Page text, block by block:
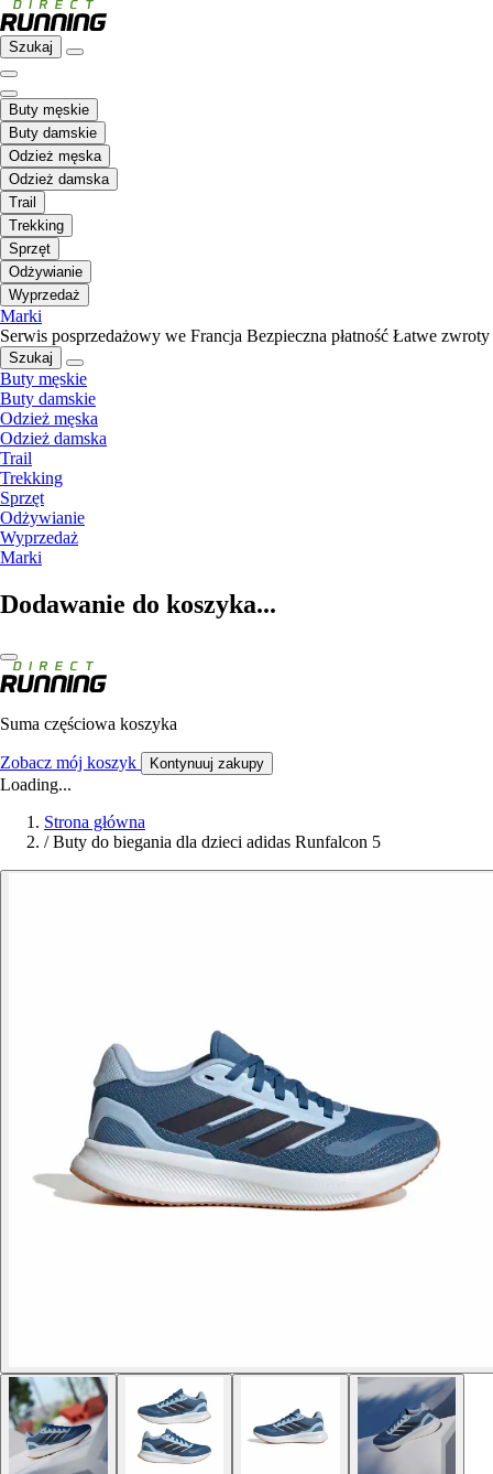
Szukaj
Buty męskie
Buty damskie
Odzież męska
Odzież damska
Trail
Trekking
Sprzęt
Odżywianie
Wyprzedaż
Marki
Serwis posprzedażowy we Francja Bezpieczna płatność Łatwe zwroty
Szukaj
Buty męskie
Buty damskie
Odzież męska
Odzież damska
Trail
Trekking
Sprzęt
Odżywianie
Wyprzedaż
Marki
Dodawanie do koszyka...
Suma częściowa koszyka
Zobacz mój koszyk Kontynuuj zakupy
Loading...
Strona główna
/ Buty do biegania dla dzieci adidas Runfalcon 5